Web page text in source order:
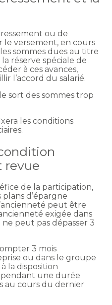
ou de
versement, en cours
les sommes dues au titre
réserve spéciale de
à ces avances,
l’accord du salarié.
sort des sommes trop
les conditions
revue
de la participation,
d’épargne
peut être
exigée dans
peut pas dépasser 3
3 mois
ou dans le groupe
la disposition
pendant une durée
au cours du dernier